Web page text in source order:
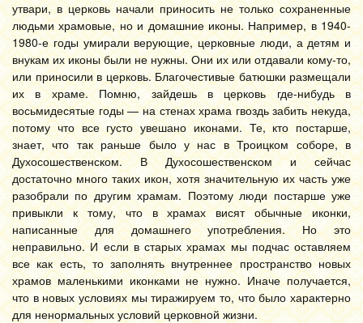
утвари, в церковь начали приносить не только сохраненные
людьми храмовые, но и домашние иконы. Например, в 1940-
1980-е годы умирали верующие, церковные люди, а детям и
внукам их иконы были не нужны. Они их или отдавали кому-то,
или приносили в церковь. Благочестивые батюшки размещали
их в храме. Помню, зайдешь в церковь где-нибудь в
восьмидесятые годы — на стенах храма гвоздь забить некуда,
потому что все густо увешано иконами. Те, кто постарше,
знает, что так раньше было у нас в Троицком соборе, в
Духосошественском. В Духосошественском и сейчас
достаточно много таких икон, хотя значительную их часть уже
разобрали по другим храмам. Поэтому люди постарше уже
привыкли к тому, что в храмах висят обычные иконки,
написанные для домашнего употребления. Но это
неправильно. И если в старых храмах мы подчас оставляем
все как есть, то заполнять внутреннее пространство новых
храмов маленькими иконками не нужно. Иначе получается,
что в новых условиях мы тиражируем то, что было характерно
для ненормальных условий церковной жизни.